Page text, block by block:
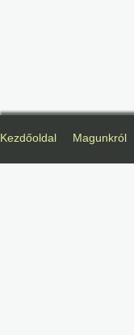
Kezdőoldal Magunkról